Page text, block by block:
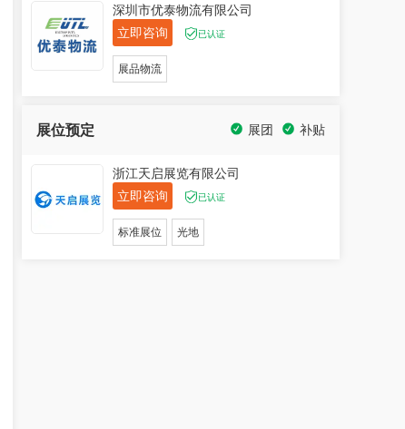
深圳市优泰物流有限公司
立即咨询
已认证
展品物流
展位预定 补贴
展团
浙江天启展览有限公司
立即咨询
已认证
标准展位 光地